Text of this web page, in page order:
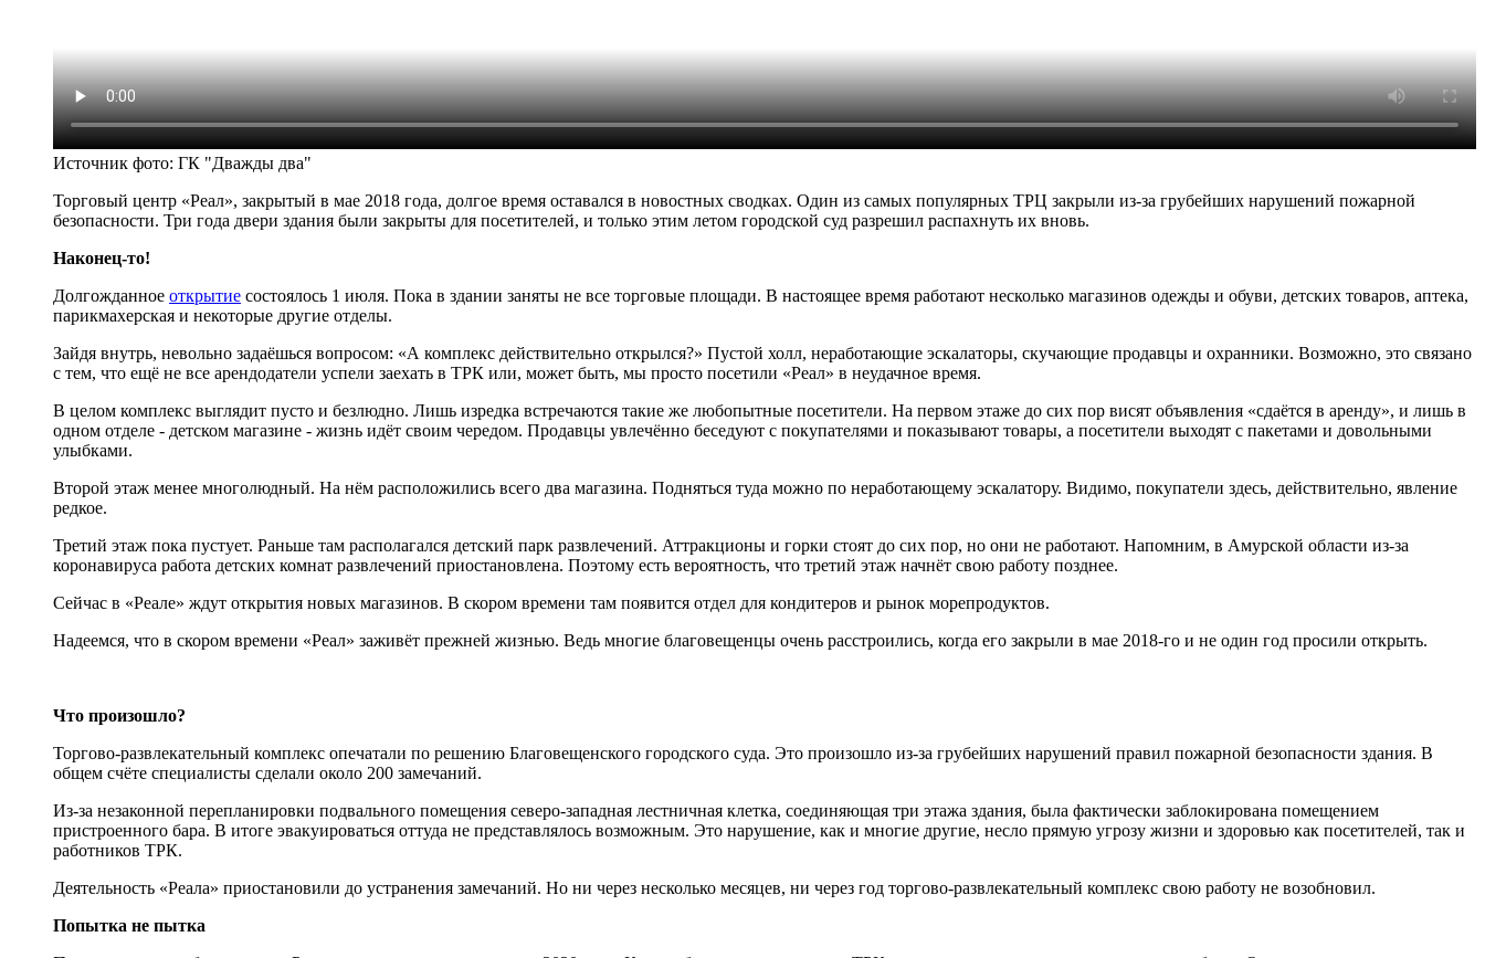
Источник фото: ГК "Дважды два"
Торговый центр «Реал», закрытый в мае 2018 года, долгое время оставался в новостных сводках. Один из самых популярных ТРЦ закрыли из-за грубейших нарушений пожарной
безопасности. Три года двери здания были закрыты для посетителей, и только этим летом городской суд разрешил распахнуть их вновь.
Наконец-то!
Долгожданное открытие состоялось 1 июля. Пока в здании заняты не все торговые площади. В настоящее время работают несколько магазинов одежды и обуви, детских товаров, аптека,
парикмахерская и некоторые другие отделы.
Зайдя внутрь, невольно задаёшься вопросом: «А комплекс действительно открылся?» Пустой холл, неработающие эскалаторы, скучающие продавцы и охранники. Возможно, это связано
с тем, что ещё не все арендодатели успели заехать в ТРК или, может быть, мы просто посетили «Реал» в неудачное время.
В целом комплекс выглядит пусто и безлюдно. Лишь изредка встречаются такие же любопытные посетители. На первом этаже до сих пор висят объявления «сдаётся в аренду», и лишь в
одном отделе - детском магазине - жизнь идёт своим чередом. Продавцы увлечённо беседуют с покупателями и показывают товары, а посетители выходят с пакетами и довольными
улыбками.
Второй этаж менее многолюдный. На нём расположились всего два магазина. Подняться туда можно по неработающему эскалатору. Видимо, покупатели здесь, действительно, явление
редкое.
Третий этаж пока пустует. Раньше там располагался детский парк развлечений. Аттракционы и горки стоят до сих пор, но они не работают. Напомним, в Амурской области из-за
коронавируса работа детских комнат развлечений приостановлена. Поэтому есть вероятность, что третий этаж начнёт свою работу позднее.
Сейчас в «Реале» ждут открытия новых магазинов. В скором времени там появится отдел для кондитеров и рынок морепродуктов.
Надеемся, что в скором времени «Реал» заживёт прежней жизнью. Ведь многие благовещенцы очень расстроились, когда его закрыли в мае 2018-го и не один год просили открыть.
Что произошло?
Торгово-развлекательный комплекс опечатали по решению Благовещенского городского суда. Это произошло из-за грубейших нарушений правил пожарной безопасности здания. В
общем счёте специалисты сделали около 200 замечаний.
Из-за незаконной перепланировки подвального помещения северо-западная лестничная клетка, соединяющая три этажа здания, была фактически заблокирована помещением
пристроенного бара. В итоге эвакуироваться оттуда не представлялось возможным. Это нарушение, как и многие другие, несло прямую угрозу жизни и здоровью как посетителей, так и
работников ТРК.
Деятельность «Реала» приостановили до устранения замечаний. Но ни через несколько месяцев, ни через год торгово-развлекательный комплекс свою работу не возобновил.
Попытка не пытка